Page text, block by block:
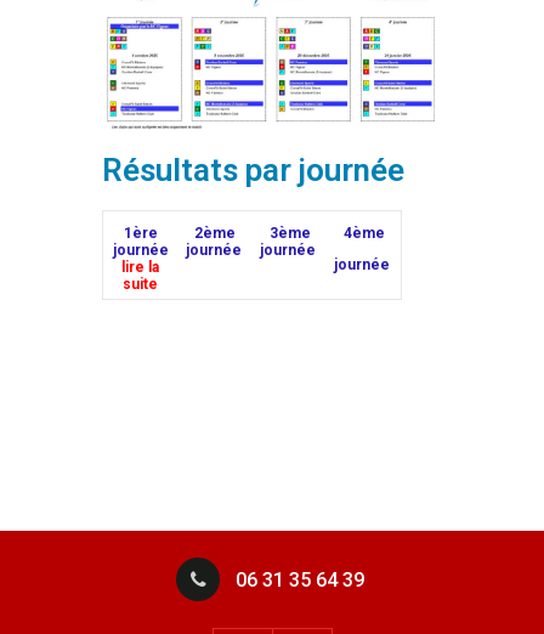
Résultats par journée
1ère
journée
lire la
suite
2ème
journée
3ème
journée
4ème
journée
06 31 35 64 39